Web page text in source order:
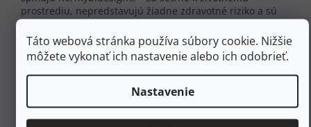
Táto webová stránka používa súbory cookie. Nižšie
môžete vykonať ich nastavenie alebo ich odobrieť.
Nastavenie
prostrediu, nepredstavujú žiadne zdravotné riziko a sú
vyrobené tak, aby čo najviac šetrili prírodné zdroje.
Vlastnosti:
Objem: 14 l
rozmery: 46x12x25 (výška x hĺbka x šírka)
hlavný priestor s rolovacím uzáverom s dvoma